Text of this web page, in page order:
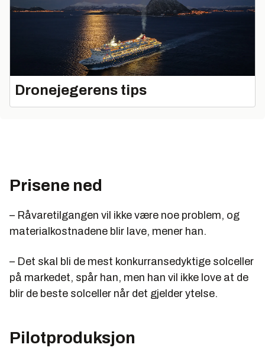
Dronejegerens tips
Prisene ned
– Råvaretilgangen vil ikke være noe problem, og
materialkostnadene blir lave, mener han.
– Det skal bli de mest konkurransedyktige solceller
på markedet, spår han, men han vil ikke love at de
blir de beste solceller når det gjelder ytelse.
Pilotproduksjon